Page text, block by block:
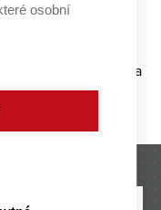
ostatní podpořit,
se s úzkostmi a
tak si u většiny lidí
od
osobní